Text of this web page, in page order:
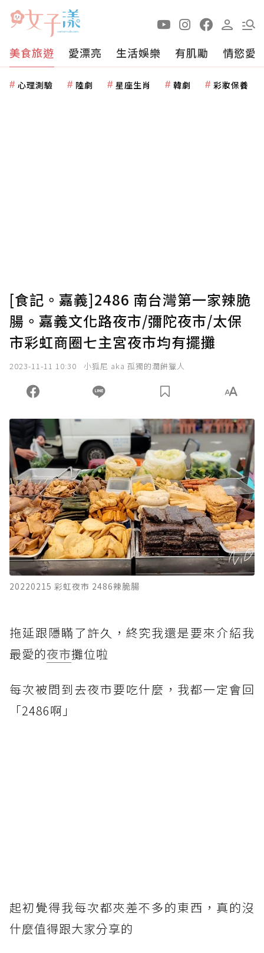
美食旅遊 愛漂亮 生活娛樂 有肌勵 情慾愛
心理測驗 陸劇 星座生肖 韓劇 彩妝保養
[食記。嘉義]2486 南台灣第一家辣脆
腸。嘉義文化路夜市/彌陀夜市/太保
市彩虹商圈七主宮夜市均有擺攤
2023-11-11 10:30 小狐尼 aka 孤獨的潤餅獵人
20220215 彩虹夜市 2486辣脆腸
拖延跟隱瞞了許久，終究我還是要來介紹我
最愛的夜市攤位啦
每次被問到去夜市要吃什麼，我都一定會回
「2486啊」
起初覺得我每次都夾差不多的東西，真的沒
什麼值得跟大家分享的